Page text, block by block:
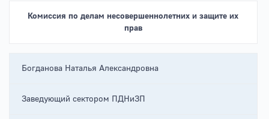
Комиссия по делам несовершеннолетних и защите их
прав
Богданова Наталья Александровна
Заведующий сектором ПДНиЗП